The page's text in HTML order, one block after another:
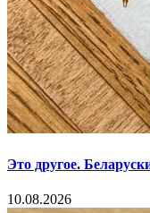
Это другое.
10.08.2026